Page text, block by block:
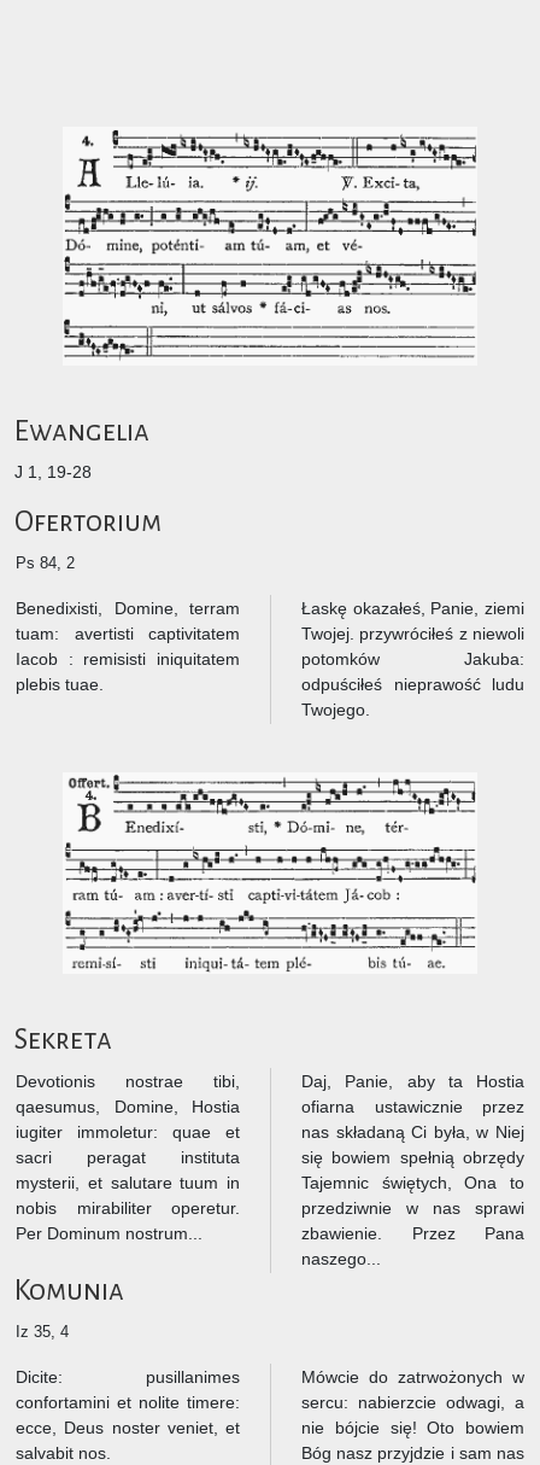
Ewangelia
J 1, 19-28
Ofertorium
Ps 84, 2
Benedixisti, Domine, terram
tuam: avertisti captivitatem
Iacob : remisisti iniquitatem
plebis tuae.
Łaskę okazałeś, Panie, ziemi
Twojej. przywróciłeś z niewoli
potomków Jakuba:
odpuściłeś nieprawość ludu
Twojego.
Sekreta
Devotionis nostrae tibi,
qaesumus, Domine, Hostia
iugiter immoletur: quae et
sacri peragat instituta
mysterii, et salutare tuum in
nobis mirabiliter operetur.
Per Dominum nostrum...
Daj, Panie, aby ta Hostia
ofiarna ustawicznie przez
nas składaną Ci była, w Niej
się bowiem spełnią obrzędy
Tajemnic świętych, Ona to
przedziwnie w nas sprawi
zbawienie. Przez Pana
naszego...
Komunia
Iz 35, 4
Dicite: pusillanimes
confortamini et nolite timere:
ecce, Deus noster veniet, et
salvabit nos.
Mówcie do zatrwożonych w
sercu: nabierzcie odwagi, a
nie bójcie się! Oto bowiem
Bóg nasz przyjdzie i sam nas